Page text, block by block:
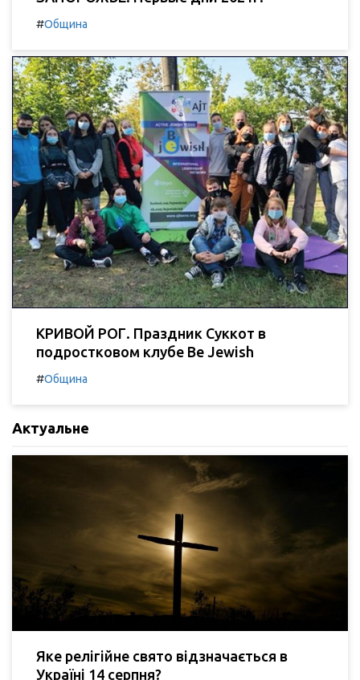
#Община
КРИВОЙ РОГ. Праздник Суккот в
подростковом клубе Be Jewish
#Община
Актуальне
Яке релігійне свято відзначається в
Україні 14 серпня?